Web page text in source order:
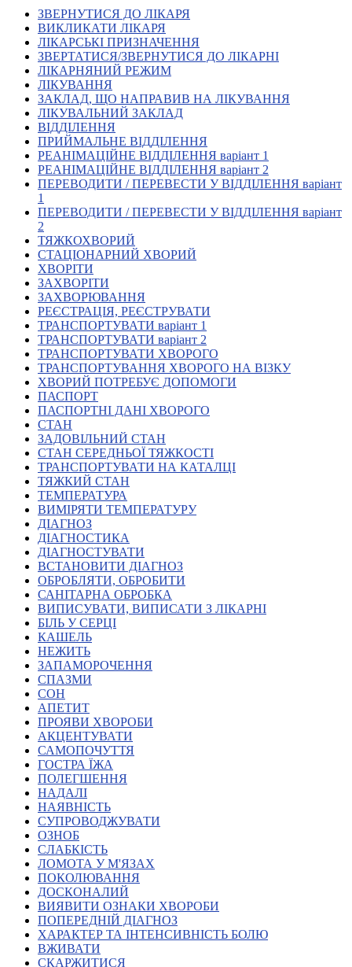
92 роки УТОГ
93 роки УТОГ
Історії та спогади ветеранів УТОГ
Кадрові зміни
Працевлаштування
Про глухих
Постаті в УТОГ
Все про УТОГ: ваші права, послуги та підтримка:
Важлива інформація
Благодійні справи
Історія глухих
Коронавірус
Брифінги
Офіційна інформація
Про УТОГ
Керівництво УТОГ
Громадські ради УТОГ ⩺
Всеукраїнська Рада голів обласних
організацій УТОГ
Всеукраїнська Рада ветеранів УТОГ
Всеукраїнська Рада перекладачів жестової
мови УТОГ
Всеукраїнська Рада директорів УТОГ
Молодіжні лідери УТОГ
Ветерани УТОГ
Мережа УТОГ
Підприємства УТОГ
Рекорди УТОГ
Видання УТОГ
Звіти
Посилання сторінок УТОГ
Контакти
Навчальні програми
Дошкільна освіта
Загальна освіта
Для абітурієнтів
Уроки
Українська жестова мова
Правознавство
Реєстр перекладачів жестової мови Українського
товариства глухих
Підготовка перекладачів
"Сервіс УТОГ"
Атестація
Безбар'єрність для глухих
Волинська область
Дніпропетровська область
Донецька область
Житомирська область
Закарпатська область
Запорізька область
Івано-Франківська область
Київ
Київська область
ЗВЕРНУТИСЯ ДО ЛІКАРЯ
ВИКЛИКАТИ ЛІКАРЯ
ЛІКАРСЬКІ ПРИЗНАЧЕННЯ
ЗВЕРТАТИСЯ/ЗВЕРНУТИСЯ ДО ЛІКАРНІ
ЛІКАРНЯНИЙ РЕЖИМ
ЛІКУВАННЯ
ЗАКЛАД, ЩО НАПРАВИВ НА ЛІКУВАННЯ
ЛІКУВАЛЬНИЙ ЗАКЛАД
ВІДДІЛЕННЯ
ПРИЙМАЛЬНЕ ВІДДІЛЕННЯ
РЕАНІМАЦІЙНЕ ВІДДІЛЕННЯ варіант 1
РЕАНІМАЦІЙНЕ ВІДДІЛЕННЯ варіант 2
ПЕРЕВОДИТИ / ПЕРЕВЕСТИ У ВІДДІЛЕННЯ варіант
1
ПЕРЕВОДИТИ / ПЕРЕВЕСТИ У ВІДДІЛЕННЯ варіант
2
ТЯЖКОХВОРИЙ
СТАЦІОНАРНИЙ ХВОРИЙ
ХВОРІТИ
ЗАХВОРІТИ
ЗАХВОРЮВАННЯ
РЕЄСТРАЦІЯ, РЕЄСТРУВАТИ
ТРАНСПОРТУВАТИ варіант 1
ТРАНСПОРТУВАТИ варіант 2
ТРАНСПОРТУВАТИ ХВОРОГО
ТРАНСПОРТУВАННЯ ХВОРОГО НА ВІЗКУ
ХВОРИЙ ПОТРЕБУЄ ДОПОМОГИ
ПАСПОРТ
ПАСПОРТНІ ДАНІ ХВОРОГО
СТАН
ЗАДОВІЛЬНИЙ СТАН
СТАН СЕРЕДНЬОЇ ТЯЖКОСТІ
ТРАНСПОРТУВАТИ НА КАТАЛЦІ
ТЯЖКИЙ СТАН
ТЕМПЕРАТУРА
ВИМІРЯТИ ТЕМПЕРАТУРУ
ДІАГНОЗ
ДІАГНОСТИКА
ДІАГНОСТУВАТИ
ВСТАНОВИТИ ДІАГНОЗ
ОБРОБЛЯТИ, ОБРОБИТИ
САНІТАРНА ОБРОБКА
ВИПИСУВАТИ, ВИПИСАТИ З ЛІКАРНІ
БІЛЬ У СЕРЦІ
КАШЕЛЬ
НЕЖИТЬ
ЗАПАМОРОЧЕННЯ
СПАЗМИ
СОН
АПЕТИТ
ПРОЯВИ ХВОРОБИ
АКЦЕНТУВАТИ
САМОПОЧУТТЯ
ГОСТРА ЇЖА
ПОЛЕГШЕННЯ
НАДАЛІ
НАЯВНІСТЬ
СУПРОВОДЖУВАТИ
ОЗНОБ
СЛАБКІСТЬ
ЛОМОТА У М'ЯЗАХ
ПОКОЛЮВАННЯ
ДОСКОНАЛИЙ
ВИЯВИТИ ОЗНАКИ ХВОРОБИ
ПОПЕРЕДНІЙ ДІАГНОЗ
ХАРАКТЕР ТА ІНТЕНСИВНІСТЬ БОЛЮ
ВЖИВАТИ
СКАРЖИТИСЯ